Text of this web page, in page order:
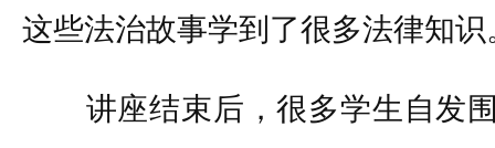
这些法治故事学到了很多法律知识
讲座结束后，很多学生自发围